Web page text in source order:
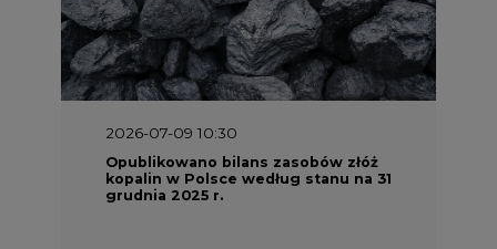
2026-07-09 10:30
Opublikowano bilans zasobów złóż
kopalin w Polsce według stanu na 31
grudnia 2025 r.